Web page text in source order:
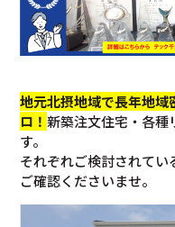
地元北摂地域で長年地
ロ！新築注文住宅・各種
す。
それぞれご検討されて
ご確認くださいませ。